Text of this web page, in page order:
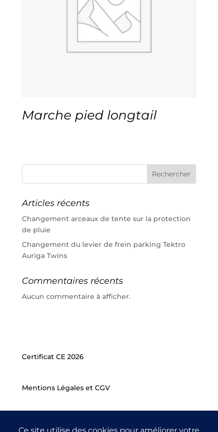
Marche pied longtail
Rechercher
Articles récents
Changement arceaux de tente sur la protection
de pluie
Changement du levier de frein parking Tektro
Auriga Twins
Commentaires récents
Aucun commentaire à afficher.
Certificat CE 2026
Mentions Légales et CGV